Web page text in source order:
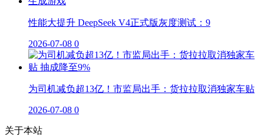
性能大提升 DeepSeek V4正式版灰度测试：9
2026-07-08 0
为司机减负超13亿！市监局出手：货拉拉取消独家车贴
2026-07-08 0
关于本站